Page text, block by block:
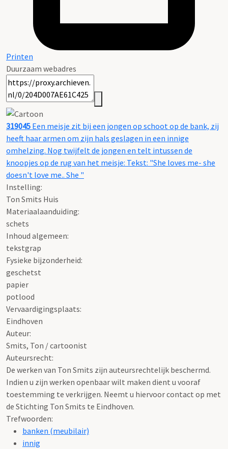
Printen
Duurzaam webadres
319045 Een meisje zit bij een jongen op schoot op de bank, zij
heeft haar armen om zijn hals geslagen in een innige
omhelzing. Nog twijfelt de jongen en telt intussen de
knoopjes op de rug van het meisje: Tekst: "She loves me- she
doesn't love me.. She "
Instelling:
Ton Smits Huis
Materiaalaanduiding:
schets
Inhoud algemeen:
tekstgrap
Fysieke bijzonderheid:
geschetst
papier
potlood
Vervaardigingsplaats:
Eindhoven
Auteur:
Smits, Ton / cartoonist
Auteursrecht:
De werken van Ton Smits zijn auteursrechtelijk beschermd.
Indien u zijn werken openbaar wilt maken dient u vooraf
toestemming te verkrijgen. Neemt u hiervoor contact op met
de Stichting Ton Smits te Eindhoven.
Trefwoorden:
banken (meubilair)
innig